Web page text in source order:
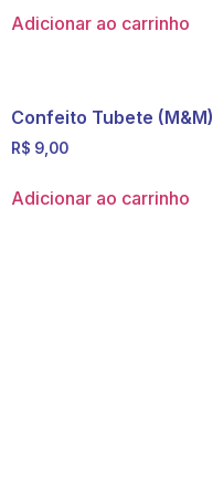
Adicionar ao carrinho
Confeito Tubete (M&M)
R$ 9,00
Adicionar ao carrinho